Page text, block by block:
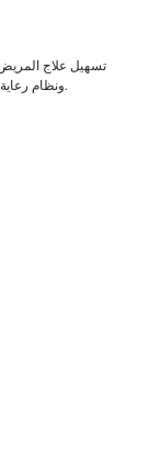
تسهيل علاج المريض
ونظام رعاية المرضى والشفافية في كل خطوة من خطوات رحلة العلاج.